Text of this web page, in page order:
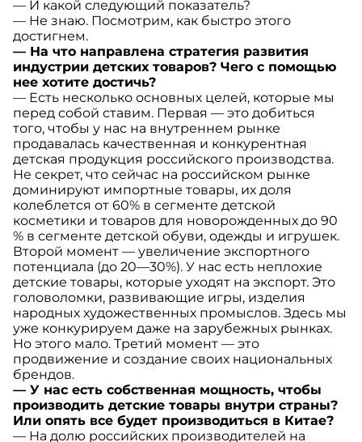
— И какой следующий показатель?
— Не знаю. Посмотрим, как быстро этого
достигнем.
— На что направлена стратегия развития
индустрии детских товаров? Чего с помощью
нее хотите достичь?
— Есть несколько основных целей, которые мы
перед собой ставим. Первая — это добиться
того, чтобы у нас на внутреннем рынке
продавалась качественная и конкурентная
детская продукция российского производства.
Не секрет, что сейчас на российском рынке
доминируют импортные товары, их доля
колеблется от 60% в сегменте детской
косметики и товаров для новорожденных до 90
% в сегменте детской обуви, одежды и игрушек.
Второй момент — увеличение экспортного
потенциала (до 20—30%). У нас есть неплохие
детские товары, которые уходят на экспорт. Это
головоломки, развивающие игры, изделия
народных художественных промыслов. Здесь мы
уже конкурируем даже на зарубежных рынках.
Но этого мало. Третий момент — это
продвижение и создание своих национальных
брендов.
— У нас есть собственная мощность, чтобы
производить детские товары внутри страны?
Или опять все будет производиться в Китае?
— На долю российских производителей на